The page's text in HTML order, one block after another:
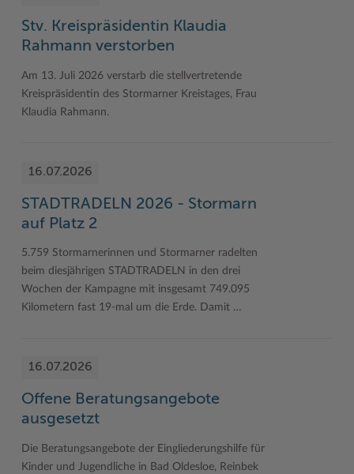
Stv. Kreispräsidentin Klaudia
Rahmann verstorben
Am 13. Juli 2026 verstarb die stellvertretende
Kreispräsidentin des Stormarner Kreistages, Frau
Klaudia Rahmann.
16.07.2026
STADTRADELN 2026 - Stormarn
auf Platz 2
5.759 Stormarnerinnen und Stormarner radelten
beim diesjährigen STADTRADELN in den drei
Wochen der Kampagne mit insgesamt 749.095
Kilometern fast 19-mal um die Erde. Damit …
16.07.2026
Offene Beratungsangebote
ausgesetzt
Die Beratungsangebote der Eingliederungshilfe für
Kinder und Jugendliche in Bad Oldesloe, Reinbek